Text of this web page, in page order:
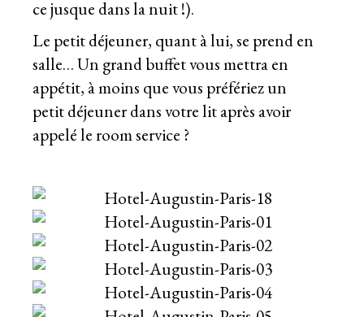
ce jusque dans la nuit !).
Le petit déjeuner, quant à lui, se prend en
salle… Un grand buffet vous mettra en
appétit, à moins que vous préfériez un
petit déjeuner dans votre lit après avoir
appelé le room service ?